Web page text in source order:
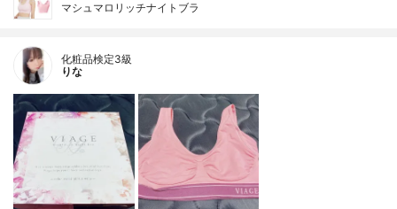
マシュマロリッチナイトブラ
化粧品検定3級
りな